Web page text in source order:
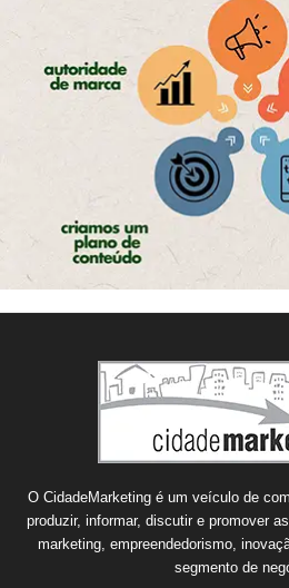
O CidadeMarketing é um veículo de
produzir, informar, discutir e promover
marketing, empreendedorismo,
segmento de